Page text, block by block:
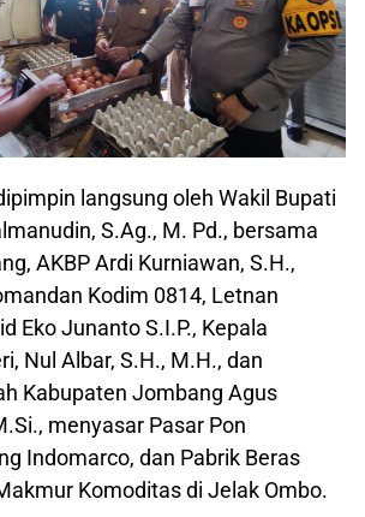
langsung oleh Wakil Bupati
S.Ag., M. Pd., bersama
AKBP Ardi Kurniawan, S.H.,
Kodim 0814, Letnan
Eko Junanto S.I.P., Kepala
Nul Albar, S.H., M.H., dan
Kabupaten Jombang Agus
menyasar Pasar Pon
Indomarco, dan Pabrik Beras
Komoditas di Jelak Ombo.